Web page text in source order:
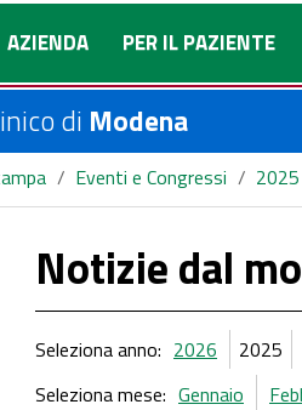
AZIENDA PER IL PAZIENTE
di Modena
/ Eventi e Congressi / 2025
Notizie dal
Seleziona anno: 2026 2025
Seleziona mese: Gennaio